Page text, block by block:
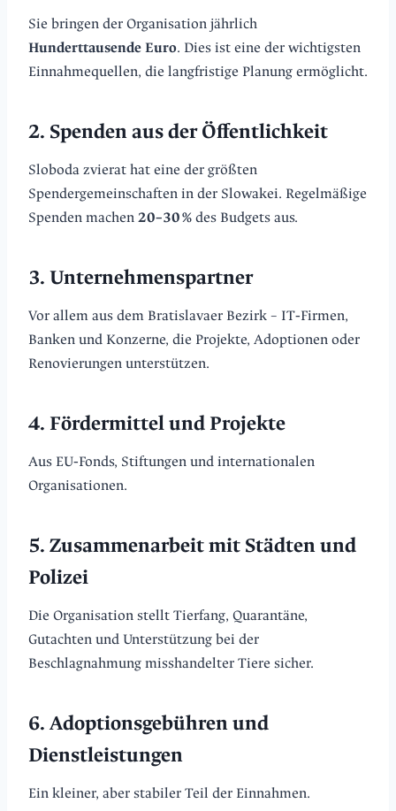
Sie bringen der Organisation jährlich
Hunderttausende Euro. Dies ist eine der wichtigsten
Einnahmequellen, die langfristige Planung ermöglicht.
2. Spenden aus der Öffentlichkeit
Sloboda zvierat hat eine der größten
Spendergemeinschaften in der Slowakei. Regelmäßige
Spenden machen 20–30 % des Budgets aus.
3. Unternehmenspartner
Vor allem aus dem Bratislavaer Bezirk – IT‑Firmen,
Banken und Konzerne, die Projekte, Adoptionen oder
Renovierungen unterstützen.
4. Fördermittel und Projekte
Aus EU‑Fonds, Stiftungen und internationalen
Organisationen.
5. Zusammenarbeit mit Städten und
Polizei
Die Organisation stellt Tierfang, Quarantäne,
Gutachten und Unterstützung bei der
Beschlagnahmung misshandelter Tiere sicher.
6. Adoptionsgebühren und
Dienstleistungen
Ein kleiner, aber stabiler Teil der Einnahmen.